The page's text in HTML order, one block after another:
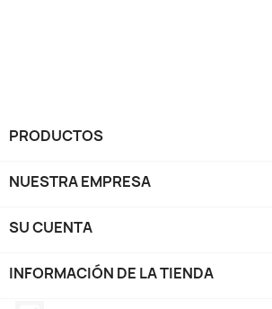
PRODUCTOS
NUESTRA EMPRESA
SU CUENTA
INFORMACIÓN DE LA TIENDA